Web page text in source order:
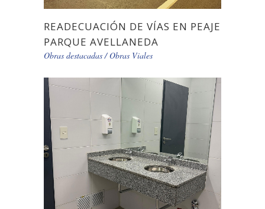
READECUACIÓN DE VÍAS EN PEAJE
PARQUE AVELLANEDA
Obras destacadas/Obras Viales